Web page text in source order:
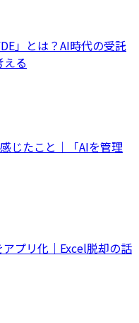
」とは？AI時代の受託
える
じたこと｜「AIを管理
プリ化｜Excel脱却の話